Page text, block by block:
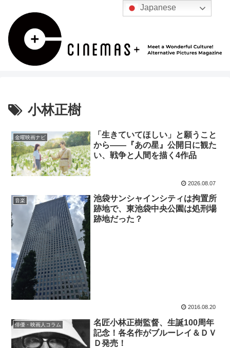
小林正樹
金曜映画ナビ
「生きていてほしい」と願うこと
から――『あの星』公開日に観た
い、戦争と人間を描く4作品
2026.08.07
音楽
池袋サンシャインシティは拘置所
跡地で、東池袋中央公園は処刑場
跡地だった？
2016.08.20
俳優・映画人コラム
名匠小林正樹監督、生誕100周年
記念！各名作がブルーレイ＆ＤＶ
Ｄ発売！
Japanese